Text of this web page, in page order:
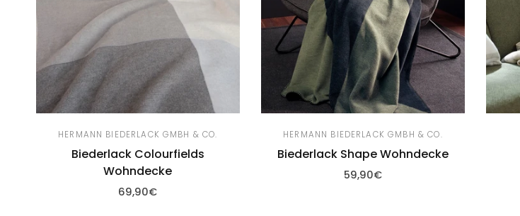
HERMANN BIEDERLACK GMBH & CO.
Biederlack Colourfields
Wohndecke
69,90€
HERMANN BIEDERLACK GMBH & CO.
Biederlack Shape Wohndecke
59,90€